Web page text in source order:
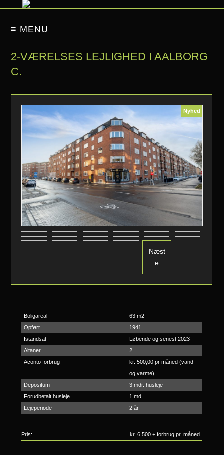
≡ MENU
2-VÆRELSES LEJLIGHED I AALBORG
C.
Nyhed
Næst
e
Boligareal
63 m2
Opført
1941
Istandsat
Løbende og senest 2023
Altaner
2
Aconto forbrug
kr. 500,00 pr måned (vand
og varme)
Depositum
3 mdr. husleje
Forudbetalt husleje
1 md.
Lejeperiode
2 år
Pris: kr. 6.500 + forbrug pr. måned